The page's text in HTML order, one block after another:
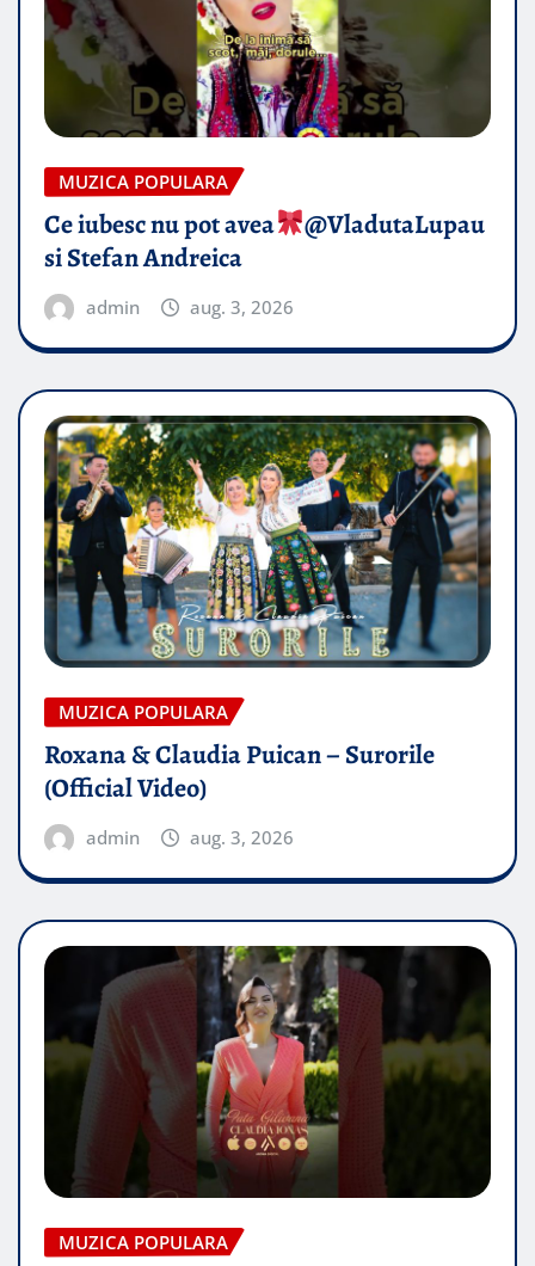
MUZICA POPULARA
Ce iubesc nu pot avea
​@VladutaLupau
si Stefan Andreica
admin aug. 3, 2026
MUZICA POPULARA
Roxana & Claudia Puican – Surorile
(Official Video)
admin aug. 3, 2026
MUZICA POPULARA